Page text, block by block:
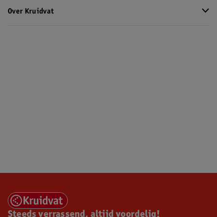
Over Kruidvat
Steeds verrassend, altijd voordelig!